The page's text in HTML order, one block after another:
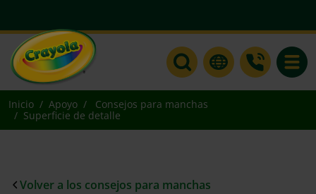
Inicio Apoyo
Consejos para manchas
Superficie de detalle
Volver a los consejos para manchas